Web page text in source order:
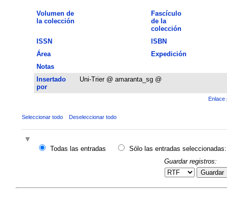
Volumen de
la colección
Fascículo
de la
colección
ISSN
ISBN
Área
Expedición
Notas
Insertado
por
Uni-Trier @ amaranta_sg @
Enlace
Seleccionar todo Deseleccionar todo
Todas las entradas
Sólo las entradas seleccionadas:
Guardar registros:
Guardar